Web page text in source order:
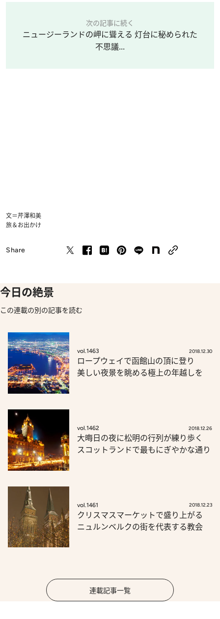
次の記事に続く
ニュージーランドの岬に聳える 灯台に秘められた
不思議...
文＝芹澤和美
旅＆お出かけ
Share
今日の絶景
この連載の別の記事を読む
vol.1463 2018.12.30
ロープウェイで函館山の頂に登り
美しい夜景を眺める極上の年越しを
vol.1462 2018.12.26
大晦日の夜に松明の行列が練り歩く
スコットランドで最もにぎやかな通り
vol.1461 2018.12.23
クリスマスマーケットで盛り上がる
ニュルンベルクの街を代表する教会
連載記事一覧